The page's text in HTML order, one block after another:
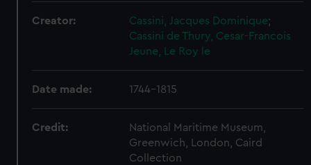
Creator: Cassini, Jacques Dominique;
Cassini de Thury, Cesar-Francois
Jeune, Le Roy le
Date made: 1744-1815
Credit:
National Maritime Museum,
Greenwich, London, Caird
Collection